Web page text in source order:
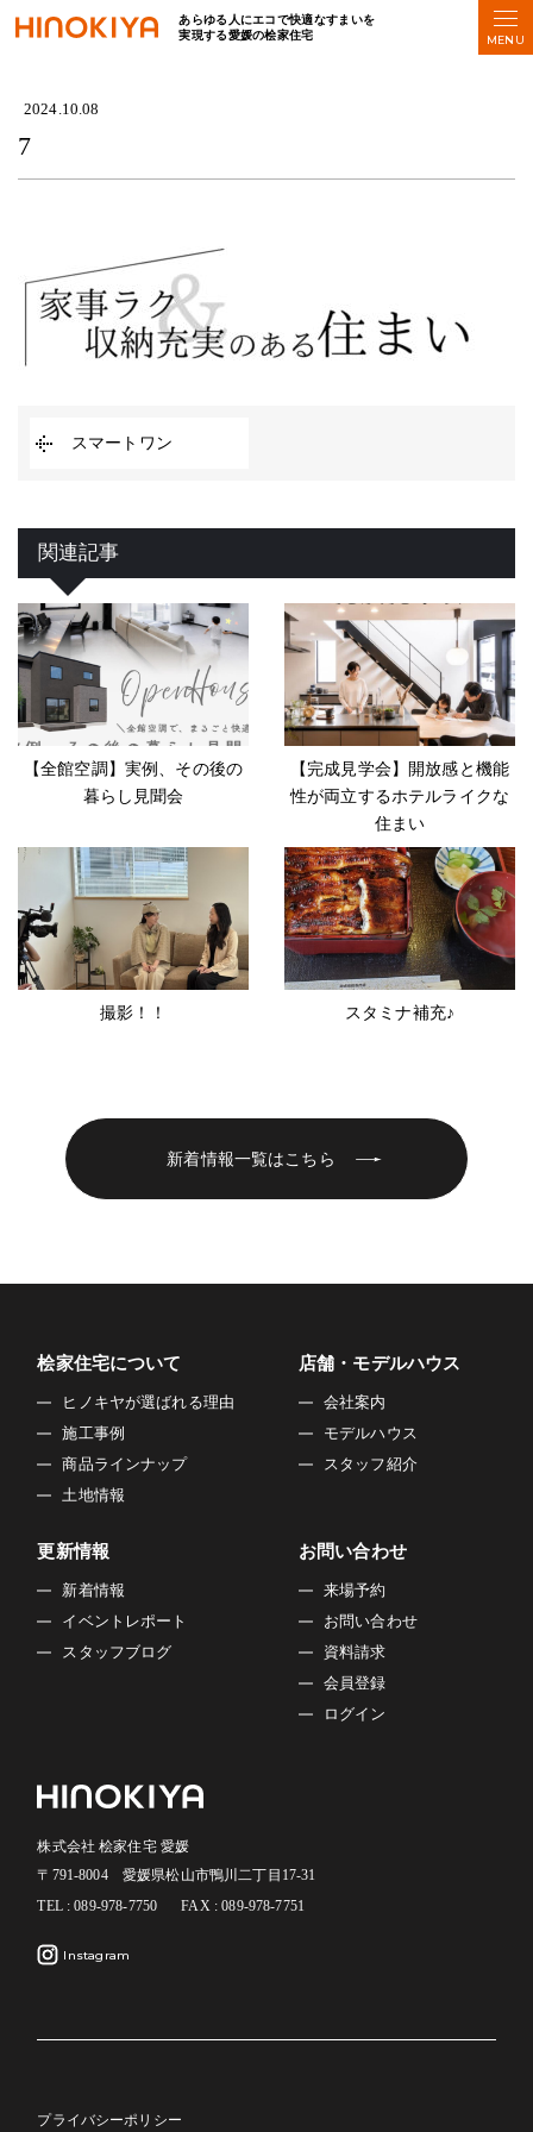
あらゆる人にエコで快適なすまいを
実現する愛媛の桧家住宅
2024.10.08
7
スマートワン
関連記事
【全館空調】実例、その後の
暮らし見聞会
【完成見学会】開放感と機能
性が両立するホテルライクな
住まい
撮影！！ スタミナ補充♪
新着情報一覧はこちら
桧家住宅について
ヒノキヤが選ばれる理由
施工事例
商品ラインナップ
土地情報
店舗・モデルハウス
会社案内
モデルハウス
スタッフ紹介
更新情報
新着情報
イベントレポート
スタッフブログ
お問い合わせ
来場予約
お問い合わせ
資料請求
会員登録
ログイン
株式会社 桧家住宅 愛媛
〒791-8004 愛媛県松山市鴨川二丁目17-31
TEL : 089-978-7750
FAX : 089-978-7751
Instagram
プライバシーポリシー